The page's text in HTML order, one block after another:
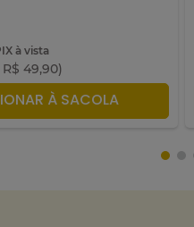
à vista
R$ 49,90)
À SACOLA